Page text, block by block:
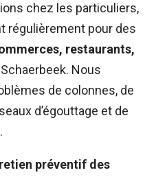
chez les particuliers,
régulièrement pour des
restaurants,
Nous
de colonnes, de
d’égouttage et de
préventif des